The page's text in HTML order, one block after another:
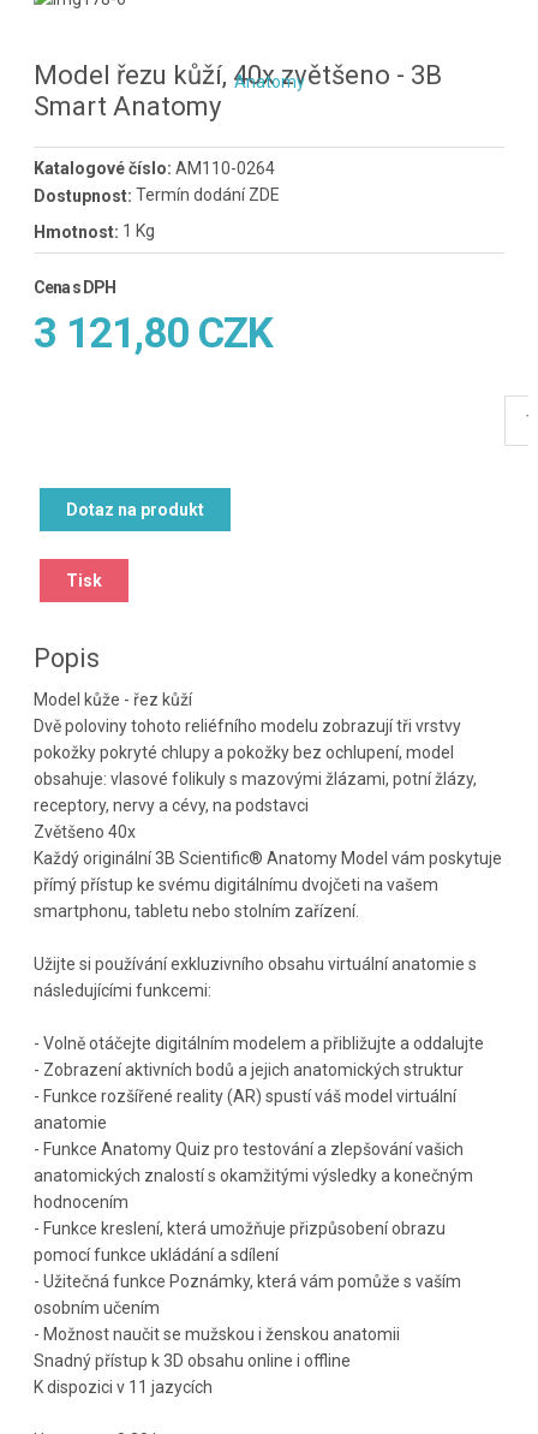
Model řezu kůží, 40x zvětšeno - 3B
Smart Anatomy
Katalogové číslo: AM110-0264
Dostupnost: Termín dodání ZDE
Hmotnost: 1 Kg
Cena s DPH
3 121,80 CZK
Dotaz na produkt
Tisk
Popis
Model kůže - řez kůží
Dvě poloviny tohoto reliéfního modelu zobrazují tři vrstvy
pokožky pokryté chlupy a pokožky bez ochlupení, model
obsahuje: vlasové folikuly s mazovými žlázami, potní žlázy,
receptory, nervy a cévy, na podstavci
Zvětšeno 40x
Každý originální 3B Scientific® Anatomy Model vám poskytuje
přímý přístup ke svému digitálnímu dvojčeti na vašem
smartphonu, tabletu nebo stolním zařízení.
Užijte si používání exkluzivního obsahu virtuální anatomie s
následujícími funkcemi:
- Volně otáčejte digitálním modelem a přibližujte a oddalujte
- Zobrazení aktivních bodů a jejich anatomických struktur
- Funkce rozšířené reality (AR) spustí váš model virtuální
anatomie
- Funkce Anatomy Quiz pro testování a zlepšování vašich
anatomických znalostí s okamžitými výsledky a konečným
hodnocením
- Funkce kreslení, která umožňuje přizpůsobení obrazu
pomocí funkce ukládání a sdílení
- Užitečná funkce Poznámky, která vám pomůže s vaším
osobním učením
- Možnost naučit se mužskou i ženskou anatomii
Snadný přístup k 3D obsahu online i offline
K dispozici v 11 jazycích